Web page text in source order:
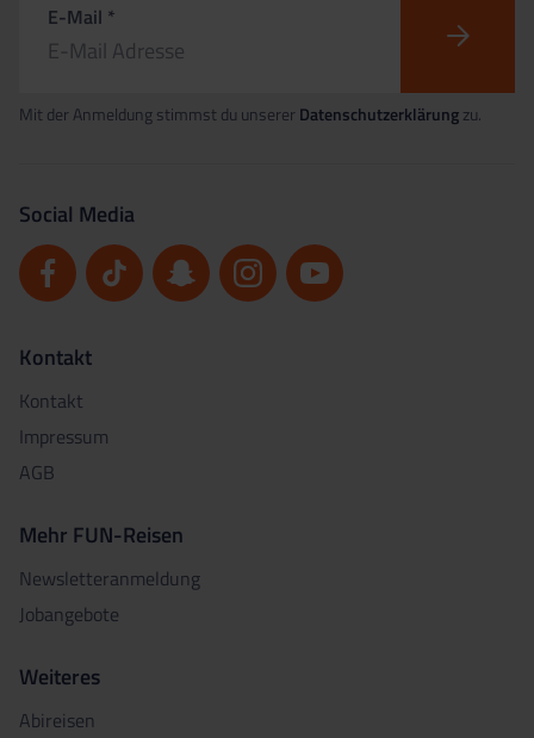
E-Mail *
Mit der Anmeldung stimmst du unserer Datenschutzerklärungzu.
Social Media
Kontakt
Kontakt
Impressum
AGB
Mehr FUN-Reisen
Newsletteranmeldung
Jobangebote
Weiteres
Abireisen